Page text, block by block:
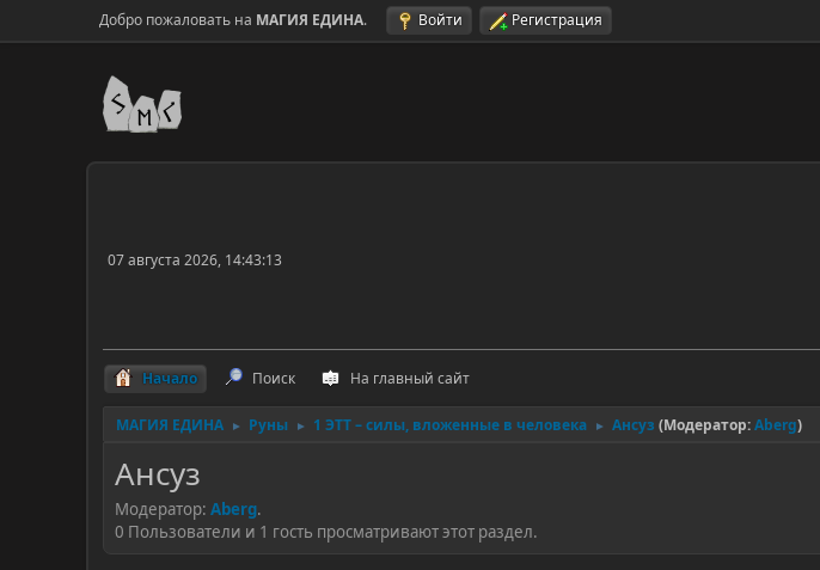
Добро пожаловать на МАГИЯ ЕДИНА. Войти Регистрация
07 августа 2026, 14:43:13
Начало Поиск На главный сайт
МАГИЯ ЕДИНА ► Руны ► 1 ЭТТ – силы, вложенные в человека ► Ансуз (Модератор:Aberg)
Ансуз
Модератор: Aberg.
0 Пользователи и 1 гость просматривают этот раздел.